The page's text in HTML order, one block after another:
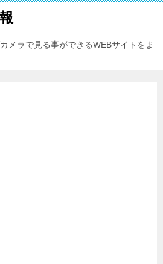
メラで見る事ができるWEBサイトをま